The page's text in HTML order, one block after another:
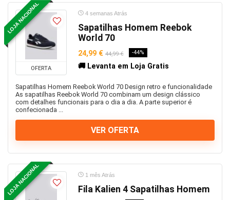
LOJA NACIONAL
OFERTA
4 semanas Atrás
Sapatilhas Homem Reebok
World 70
24,99 € 44,99 € -44%
🚚 Levanta em Loja Gratis
Sapatilhas Homem Reebok World 70 Design retro e funcionalidade
As sapatilhas Reebok World 70 combinam um design clássico
com detalhes funcionais para o dia a dia. A parte superior é
confecionada ...
VER OFERTA
LOJA NACIONAL 1 mês Atrás
Fila Kalien 4 Sapatilhas Homem